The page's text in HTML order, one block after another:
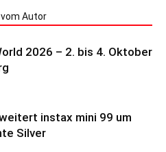
vom Autor
2026 – 2. bis 4. Oktober
instax mini 99 um
Silver